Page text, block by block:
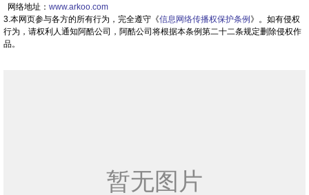
网络地址： www.arkoo.com
3.本网页参与各方的所有行为，完全遵守《信息网络传播权保护条例 》。如有侵权
行为，请权利人通知阿酷公司，阿酷公司将根据本条例第二十二条规定删除侵权作
品。